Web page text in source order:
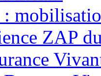
ZAP